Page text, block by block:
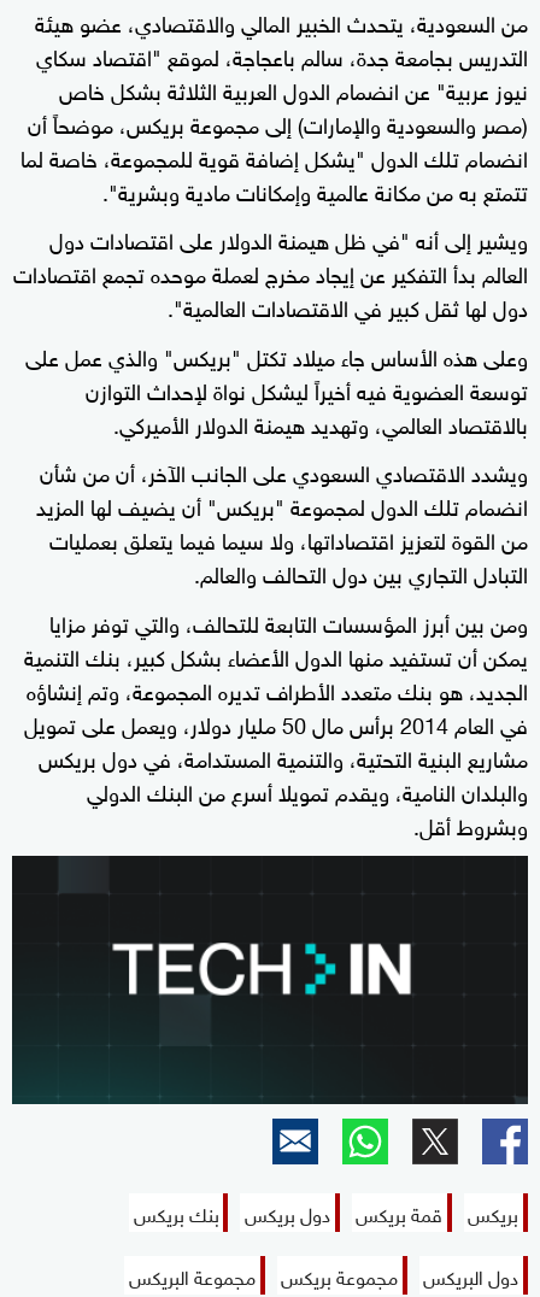
من السعودية، يتحدث الخبير المالي والاقتصادي، عضو هيئة
التدريس بجامعة جدة، سالم باعجاجة، لموقع "اقتصاد سكاي
نيوز عربية" عن انضمام الدول العربية الثلاثة بشكل خاص
(مصر والسعودية والإمارات) إلى مجموعة بريكس، موضحاً أن
انضمام تلك الدول "يشكل إضافة قوية للمجموعة، خاصة لما
تتمتع به من مكانة عالمية وإمكانات مادية وبشرية".
ويشير إلى أنه "في ظل هيمنة الدولار على اقتصادات دول
العالم بدأ التفكير عن إيجاد مخرج لعملة موحده تجمع اقتصادات
دول لها ثقل كبير في الاقتصادات العالمية".
وعلى هذه الأساس جاء ميلاد تكتل "بريكس" والذي عمل على
توسعة العضوية فيه أخيراً ليشكل نواة لإحداث التوازن
بالاقتصاد العالمي، وتهديد هيمنة الدولار الأميركي.
ويشدد الاقتصادي السعودي على الجانب الآخر، أن من شأن
انضمام تلك الدول لمجموعة "بريكس" أن يضيف لها المزيد
من القوة لتعزيز اقتصاداتها، ولا سيما فيما يتعلق بعمليات
التبادل التجاري بين دول التحالف والعالم.
ومن بين أبرز المؤسسات التابعة للتحالف، والتي توفر مزايا
يمكن أن تستفيد منها الدول الأعضاء بشكل كبير، بنك التنمية
الجديد، هو بنك متعدد الأطراف تديره المجموعة، وتم إنشاؤه
في العام 2014 برأس مال 50 مليار دولار، ويعمل على تمويل
مشاريع البنية التحتية، والتنمية المستدامة، في دول بريكس
والبلدان النامية، ويقدم تمويلا أسرع من البنك الدولي
وبشروط أقل.
بريكس قمة بريكس دول بريكس
بنك بريكس
دول البريكس
مجموعة بريكس مجموعة البريكس